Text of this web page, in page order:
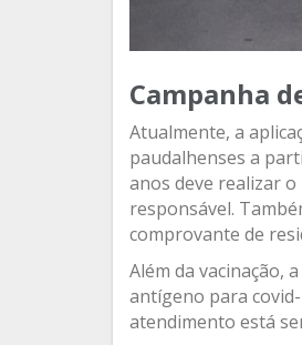
Campanha
Atualmente, a
paudalhenses a
anos deve realizar
responsável.
comprovante de
Além da vacinação,
antígeno para
atendimento está